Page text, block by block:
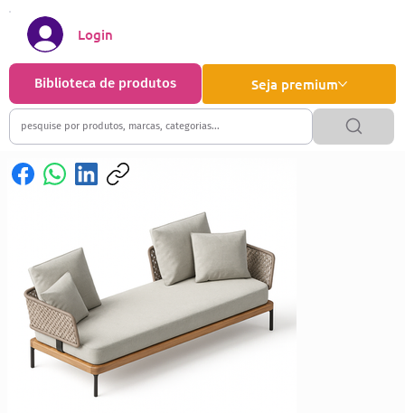
Seja premium
Biblioteca de produtos
Login